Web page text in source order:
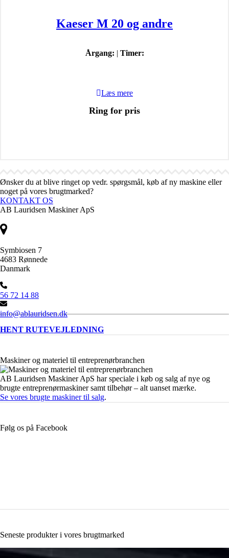
Kaeser M 20 og andre
Årgang: | Timer:
Læs mere
Ring for pris
Ønsker du at blive ringet op vedr. spørgsmål, køb af ny maskine eller
noget på vores brugtmarked?
KONTAKT OS
AB Lauridsen Maskiner ApS
Symbiosen 7
4683 Rønnede
Danmark
56 72 14 88
info@ablauridsen.dk
HENT RUTEVEJLEDNING
Maskiner og materiel til entreprenørbranchen
AB Lauridsen Maskiner ApS har speciale i køb og salg af nye og
brugte entreprenørmaskiner samt tilbehør – alt uanset mærke.
Se vores brugte maskiner til salg.
Følg os på Facebook
Seneste produkter i vores brugtmarked